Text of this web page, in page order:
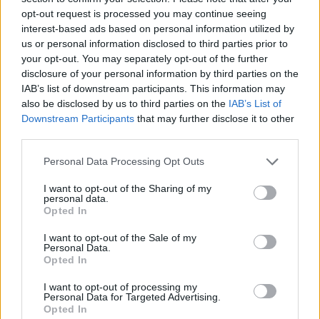
opt-out request is processed you may continue seeing
interest-based ads based on personal information utilized by
us or personal information disclosed to third parties prior to
your opt-out. You may separately opt-out of the further
disclosure of your personal information by third parties on the
IAB’s list of downstream participants. This information may
also be disclosed by us to third parties on the IAB’s List of
Downstream Participants that may further disclose it to other
Please note that this website/app uses one or more Google
not limited to your visit or usage behaviour. You may click to
grant or deny consent to Google and its third-party tags to
use your data for below specified purposes in below Google
consent section.
Personal Data Processing Opt Outs
I want to opt-out of the Sharing of my
personal data.
Opted In
I want to opt-out of the Sale of my
Personal Data.
Opted In
I want to opt-out of processing my
Personal Data for Targeted Advertising.
Opted In
Kövess minket, és értesülj a friss hírekről a
HÍRADÓ #